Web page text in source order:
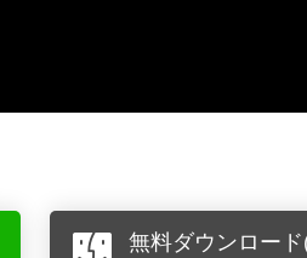
無料ダウンロー